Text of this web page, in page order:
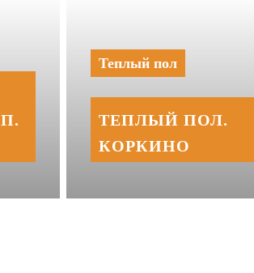
Теплый пол
ТЕПЛЫЙ ПОЛ.
КОРКИНО